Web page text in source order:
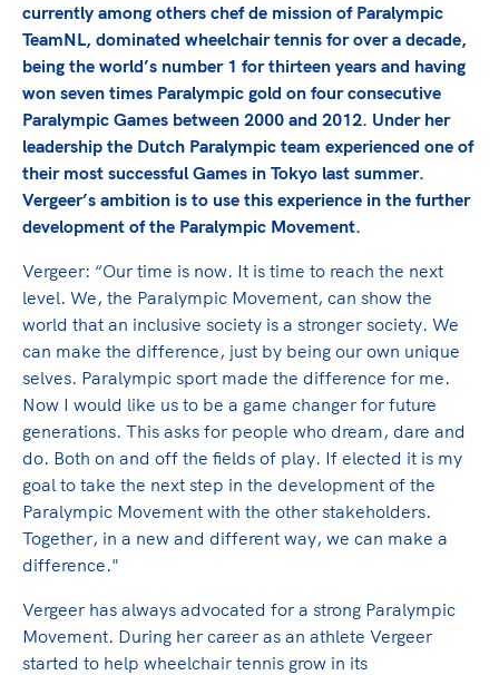
Nieuwspagina
Columns
Sport gaat niet vanzelf
Sport verenigt. Op sportclubs, pleintjes, tijdens
de sportschool te gaan. Door samen te juichen
voor Sifan Hassan, Rico Verhoeven, Diede de
Groot en het Nederlands Elftal. Of met trots te
genieten van de karatewedstrijd van je dochter,
de halve marathon van je moeder of de
hockeywedstrijd van je buurjongen.
Lees verder
Clubacties
Handboek Wet- en Regelgeving
Opleidingen en trainingen
High5 Stappenplan
Ruimte voor sport
Clubondersteuning
Samen voor een veilige
sportomgeving
Voor welk gedrag staat de club? Wat mag wel
langs de lijn, in de kleedkamer, kantine en online?
En wat mag vooral niet? Een gedragscode geeft
hier richting aan en is dus een belangrijk
onderdeel van het clubbeleid rondom gewenst en
ongewenst gedrag.
Topsportbeleid
Topsportfinanciering
Maatschappelijke waarde topsport
Top teamsportcompetities
De TeamNL Academie
De TeamNL Academie biedt een leer- en
ontwikkelprogramma voor de volgende functies
binnen TeamNL programma's: experts, coaches,
bestuurders, (technisch) directeuren, managers en
toekomstig kader.
Lees verder
currently among others chef de mission of Paralympic
TeamNL, dominated wheelchair tennis for over a decade,
being the world’s number 1 for thirteen years and having
won seven times Paralympic gold on four consecutive
Paralympic Games between 2000 and 2012. Under her
leadership the Dutch Paralympic team experienced one of
their most successful Games in Tokyo last summer.
Vergeer’s ambition is to use this experience in the further
development of the Paralympic Movement.
Vergeer: “Our time is now. It is time to reach the next
level. We, the Paralympic Movement, can show the
world that an inclusive society is a stronger society. We
can make the difference, just by being our own unique
selves. Paralympic sport made the difference for me.
Now I would like us to be a game changer for future
generations. This asks for people who dream, dare and
do. Both on and off the fields of play. If elected it is my
goal to take the next step in the development of the
Paralympic Movement with the other stakeholders.
Together, in a new and different way, we can make a
difference."
Vergeer has always advocated for a strong Paralympic
Movement. During her career as an athlete Vergeer
started to help wheelchair tennis grow in its